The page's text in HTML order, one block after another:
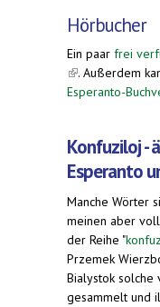
Hörbucher
Ein paar frei
(link is external)
. Außerdem
Esperanto-
Konfuziloj -
Esperanto
Manche Wörter
meinen aber
der Reihe "
Przemek
Bialystok solche
gesammelt und